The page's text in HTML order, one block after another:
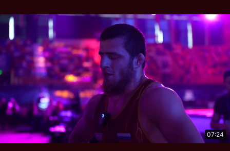
07:24